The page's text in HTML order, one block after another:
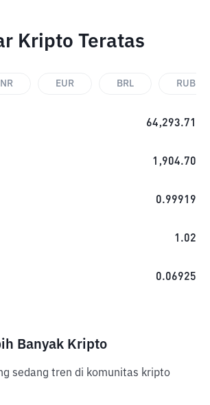
Kripto Teratas
EUR BRL RUB
64,293.71
1,904.70
0.99919
1.02
0.06925
Banyak Kripto
sedang tren di komunitas kripto